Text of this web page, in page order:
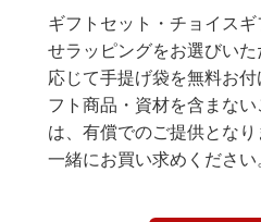
ギフトセット・チョイス
せラッピングをお選びい
応じて手提げ袋を無料お
フト商品・資材を含まな
は、有償でのご提供とな
一緒にお買い求めください